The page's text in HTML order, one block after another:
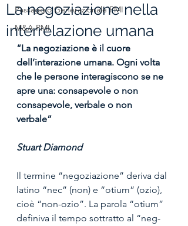
Passaggio Generazionale PMI
M&A PMI
La negoziazione nella
interrelazione umana
“La negoziazione è il cuore
dell’interazione umana. Ogni volta
che le persone interagiscono se ne
apre una: consapevole o non
consapevole, verbale o non
verbale”
Stuart Diamond
Il termine “negoziazione” deriva dal
latino “nec” (non) e “otium” (ozio),
cioè “non-ozio”. La parola “otium”
definiva il tempo sottratto al “neg-